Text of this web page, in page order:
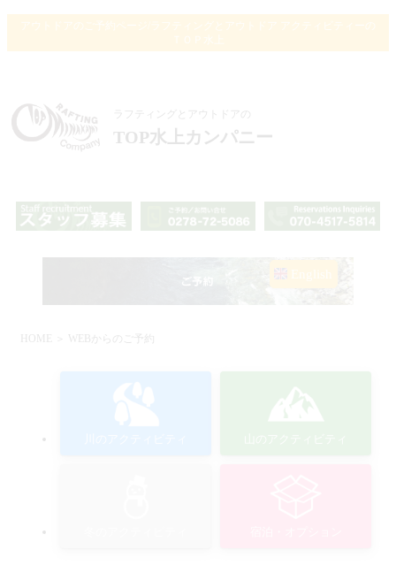
アウトドアのご予約ページ/ラフティングとアウトドア アクティビティーの
ラフティングとアウトドアの
TOP水上カンパニー
English
HOME ＞ WEBからのご予約